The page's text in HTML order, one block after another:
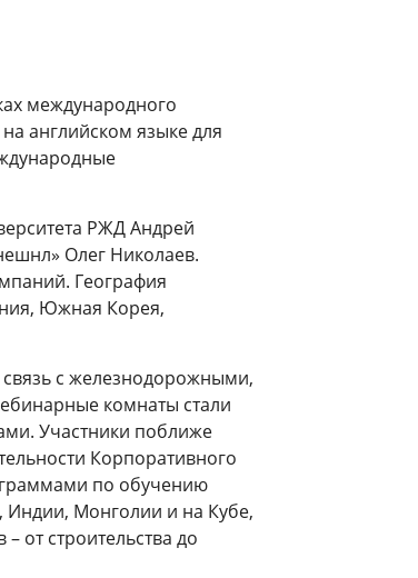
и
сотрудничества со
БРИКС
программе «Академия управления
международного
английском языке для
РЖД Андрей
Олег Николаев.
География
Южная Корея,
с железнодорожными,
комнаты стали
Участники поближе
Корпоративного
по обучению
Индии, Монголии и на Кубе,
от строительства до